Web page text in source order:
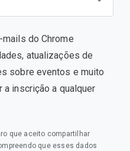
do Chrome
atualizações de
sobre eventos e muito
inscrição a qualquer
que aceito compartilhar
que esses dados